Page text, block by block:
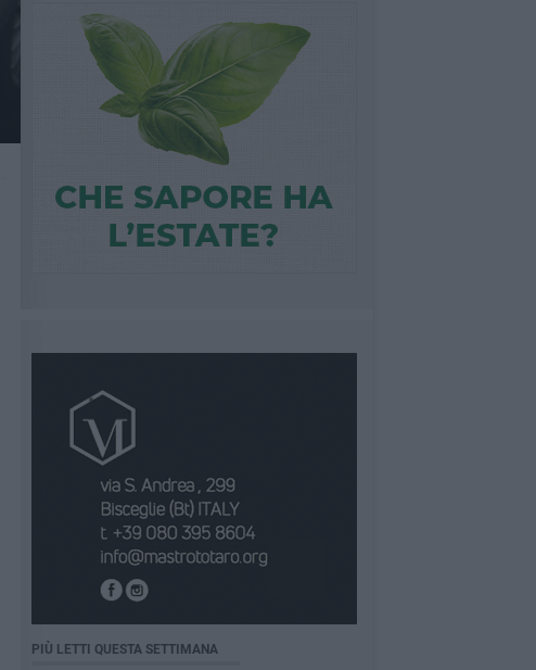
PIÙ LETTI QUESTA SETTIMANA